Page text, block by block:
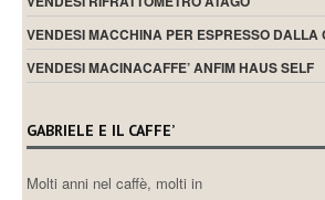
VENDESI MACCHINA PER ESPRESSO DALLA
VENDESI MACINACAFFE’ ANFIM HAUS SELF
GABRIELE E IL CAFFE’
Molti anni nel caffè, molti in